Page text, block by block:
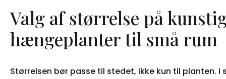
Valg af størrelse på
hængeplanter til små rum
Størrelsen bør passe til stedet, ikke kun til planten. I